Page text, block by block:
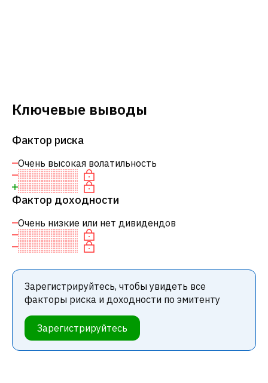
Ключевые выводы
Фактор риска
Очень высокая волатильность
Фактор доходности
Очень низкие или нет дивидендов
Зарегистрируйтесь, чтобы увидеть все
факторы риска и доходности по эмитенту
Зарегистрируйтесь